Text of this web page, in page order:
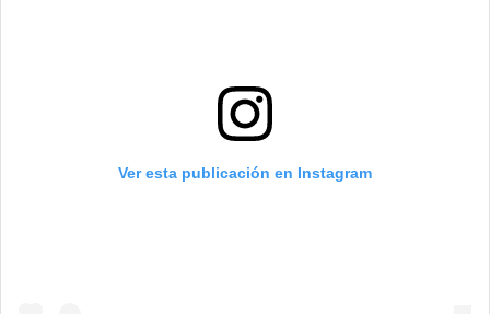
Ver esta publicación en Instagram